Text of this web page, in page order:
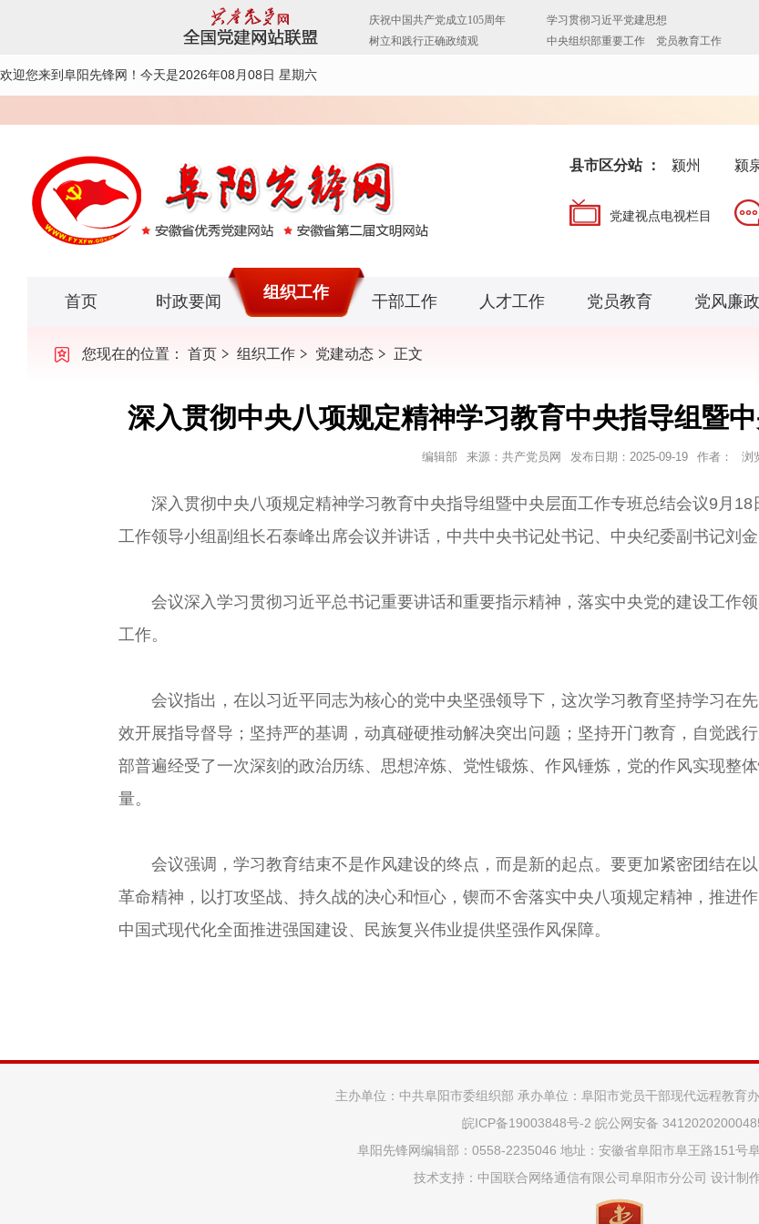
欢迎您来到阜阳先锋网！ 今天是2026年08月08日 星期六
县市区分站 ： 颍州 颍
党建视点电视栏目
首页 时政要闻 组织工作 干部工作 人才工作 党员教育 党风廉政
您现在的位置： 首页 组织工作 党建动态 正文
深入贯彻中央八项规定精神学习教育中央指导组暨
编辑部 来源：共产党员网 发布日期： 2025-09-19 作者： 浏
深入贯彻中央八项规定精神学习教育中央指导组暨中央层面工作专班总结会议9月18
工作领导小组副组长石泰峰出席会议并讲话，中共中央书记处书记、中央纪委副书记刘金
会议深入学习贯彻习近平总书记重要讲话和重要指示精神，落实中央党的建设工作
工作。
会议指出，在以习近平同志为核心的党中央坚强领导下，这次学习教育坚持学习在
效开展指导督导；坚持严的基调，动真碰硬推动解决突出问题；坚持开门教育，自觉践
部普遍经受了一次深刻的政治历练、思想淬炼、党性锻炼、作风锤炼，党的作风实现整
量。
会议强调，学习教育结束不是作风建设的终点，而是新的起点。要更加紧密团结在
革命精神，以打攻坚战、持久战的决心和恒心，锲而不舍落实中央八项规定精神，推进
中国式现代化全面推进强国建设、民族复兴伟业提供坚强作风保障。
主办单位：中共阜阳市委组织部 承办单位：阜阳市党员干部现代远程教育
皖ICP备19003848号-2 皖公网安备
阜阳先锋网编辑部：0558-2235046 地址：安徽省阜阳市阜王路151号
技术支持：中国联合网络通信有限公司阜阳市分公司 设计制作